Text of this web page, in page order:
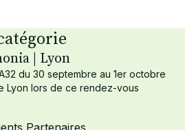
| Lyon
du 30 septembre au 1er octobre
Lyon lors de ce rendez-vous
Partenaires